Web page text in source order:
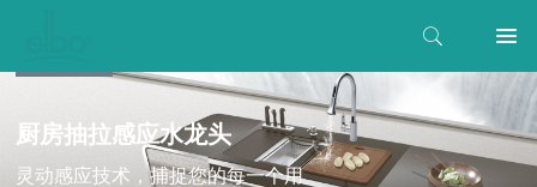
厨房抽拉感应水龙头
灵动感应技术，捕捉您的每一个用